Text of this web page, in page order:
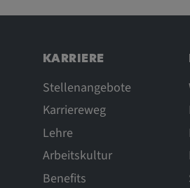
KARRIERE
Stellenangebote
Karriereweg
Lehre
Arbeitskultur
Benefits